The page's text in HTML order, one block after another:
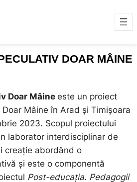
DOAR MÂINE
Doar Mâine este un proiect
Mâine în Arad și Timișoara
2023. Scopul proiectului
laborator interdisciplinar de
creație abordând o
și este o componentă
Post-educația. Pedagogii